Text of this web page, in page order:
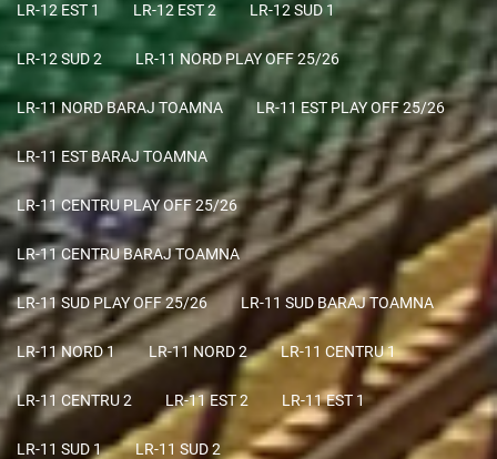
LR-12 EST 1 LR-12 EST 2 LR-12 SUD 1
LR-12 SUD 2 LR-11 NORD PLAY OFF 25/26
LR-11 NORD BARAJ TOAMNA LR-11 EST PLAY OFF 25/26
LR-11 EST BARAJ TOAMNA
LR-11 CENTRU PLAY OFF 25/26
LR-11 CENTRU BARAJ TOAMNA
LR-11 SUD PLAY OFF 25/26 LR-11 SUD BARAJ TOAMNA
LR-11 NORD 1 LR-11 NORD 2 LR-11 CENTRU 1
LR-11 CENTRU 2 LR-11 EST 2 LR-11 EST 1
LR-11 SUD 1 LR-11 SUD 2